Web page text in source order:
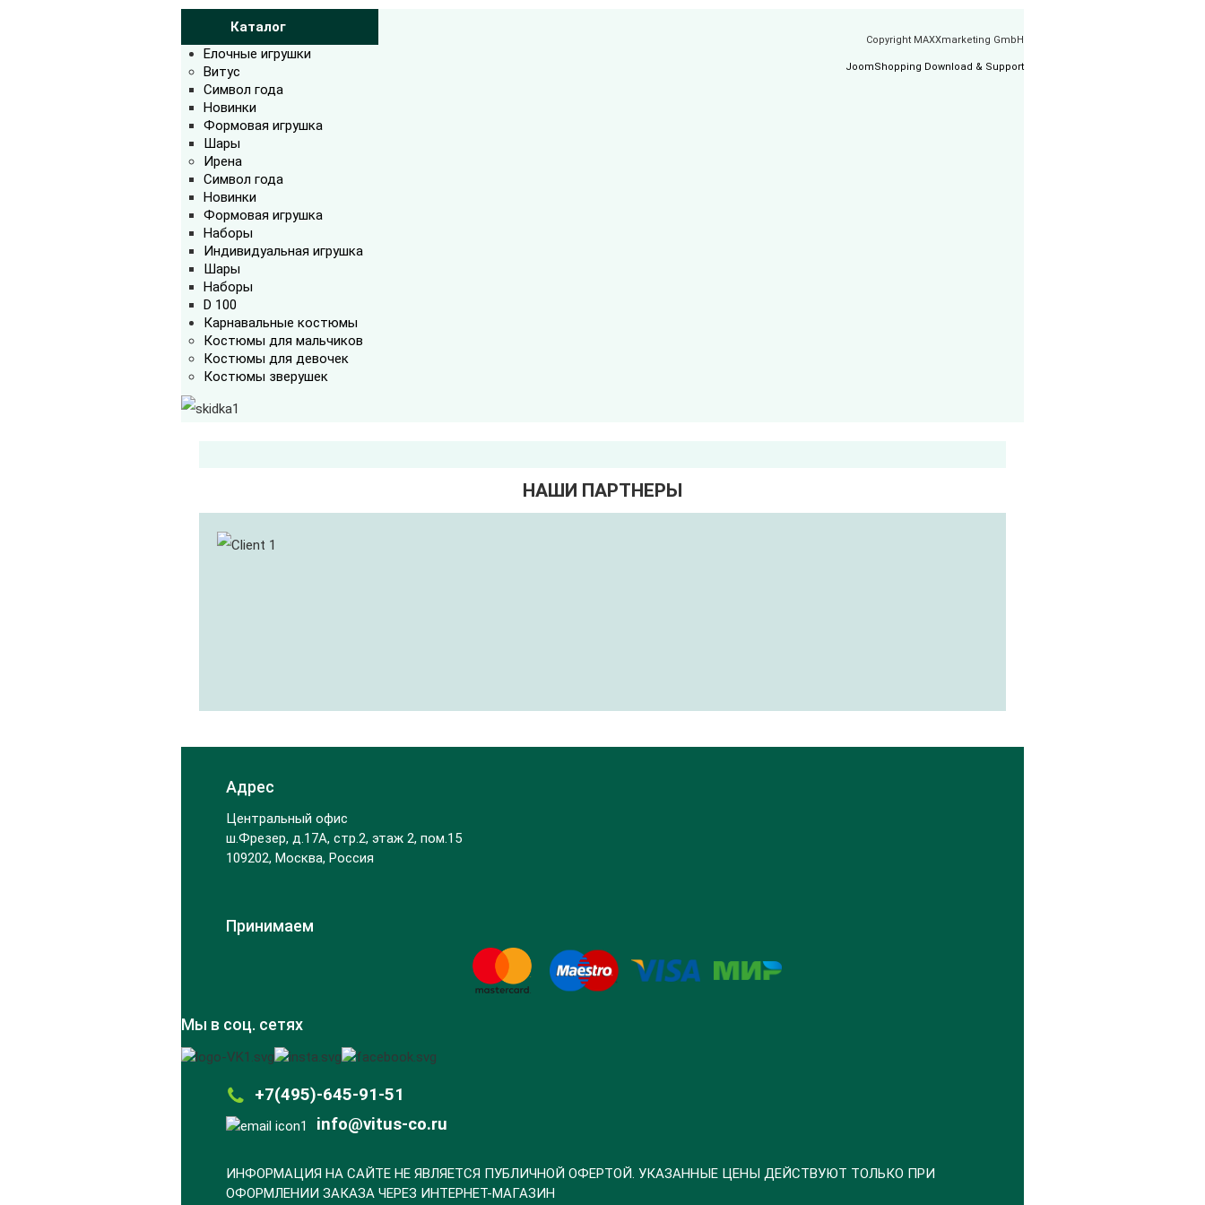
Каталог
Елочные игрушки
Витус
Символ года
Новинки
Формовая игрушка
Шары
Ирена
Символ года
Новинки
Формовая игрушка
Наборы
Индивидуальная игрушка
Шары
Наборы
D 100
Карнавальные костюмы
Костюмы для мальчиков
Костюмы для девочек
Костюмы зверушек
Copyright MAXXmarketing GmbH
JoomShopping Download & Support
НАШИ ПАРТНЕРЫ
Адрес
Центральный офис
ш.Фрезер, д.17А, стр.2, этаж 2, пом.15
109202, Москва, Россия
Принимаем
Мы в соц. сетях
+7(495)-645-91-51
info@vitus-co.ru
ИНФОРМАЦИЯ НА САЙТЕ НЕ ЯВЛЯЕТСЯ ПУБЛИЧНОЙ ОФЕРТОЙ. УКАЗАННЫЕ ЦЕНЫ ДЕЙСТВУЮТ ТОЛЬКО ПРИ
ОФОРМЛЕНИИ ЗАКАЗА ЧЕРЕЗ ИНТЕРНЕТ-МАГАЗИН